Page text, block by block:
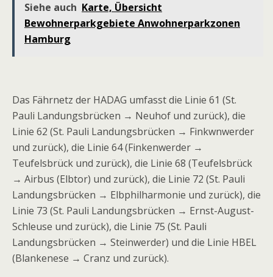
Siehe auch Karte, Übersicht
Bewohnerparkgebiete Anwohnerparkzonen
Hamburg
Das Fährnetz der HADAG umfasst die Linie 61 (St.
Pauli Landungsbrücken → Neuhof und zurück), die
Linie 62 (St. Pauli Landungsbrücken → Finkwnwerder
und zurück), die Linie 64 (Finkenwerder →
Teufelsbrück und zurück), die Linie 68 (Teufelsbrück
→ Airbus (Elbtor) und zurück), die Linie 72 (St. Pauli
Landungsbrücken → Elbphilharmonie und zurück), die
Linie 73 (St. Pauli Landungsbrücken → Ernst-August-
Schleuse und zurück), die Linie 75 (St. Pauli
Landungsbrücken → Steinwerder) und die Linie HBEL
(Blankenese → Cranz und zurück).